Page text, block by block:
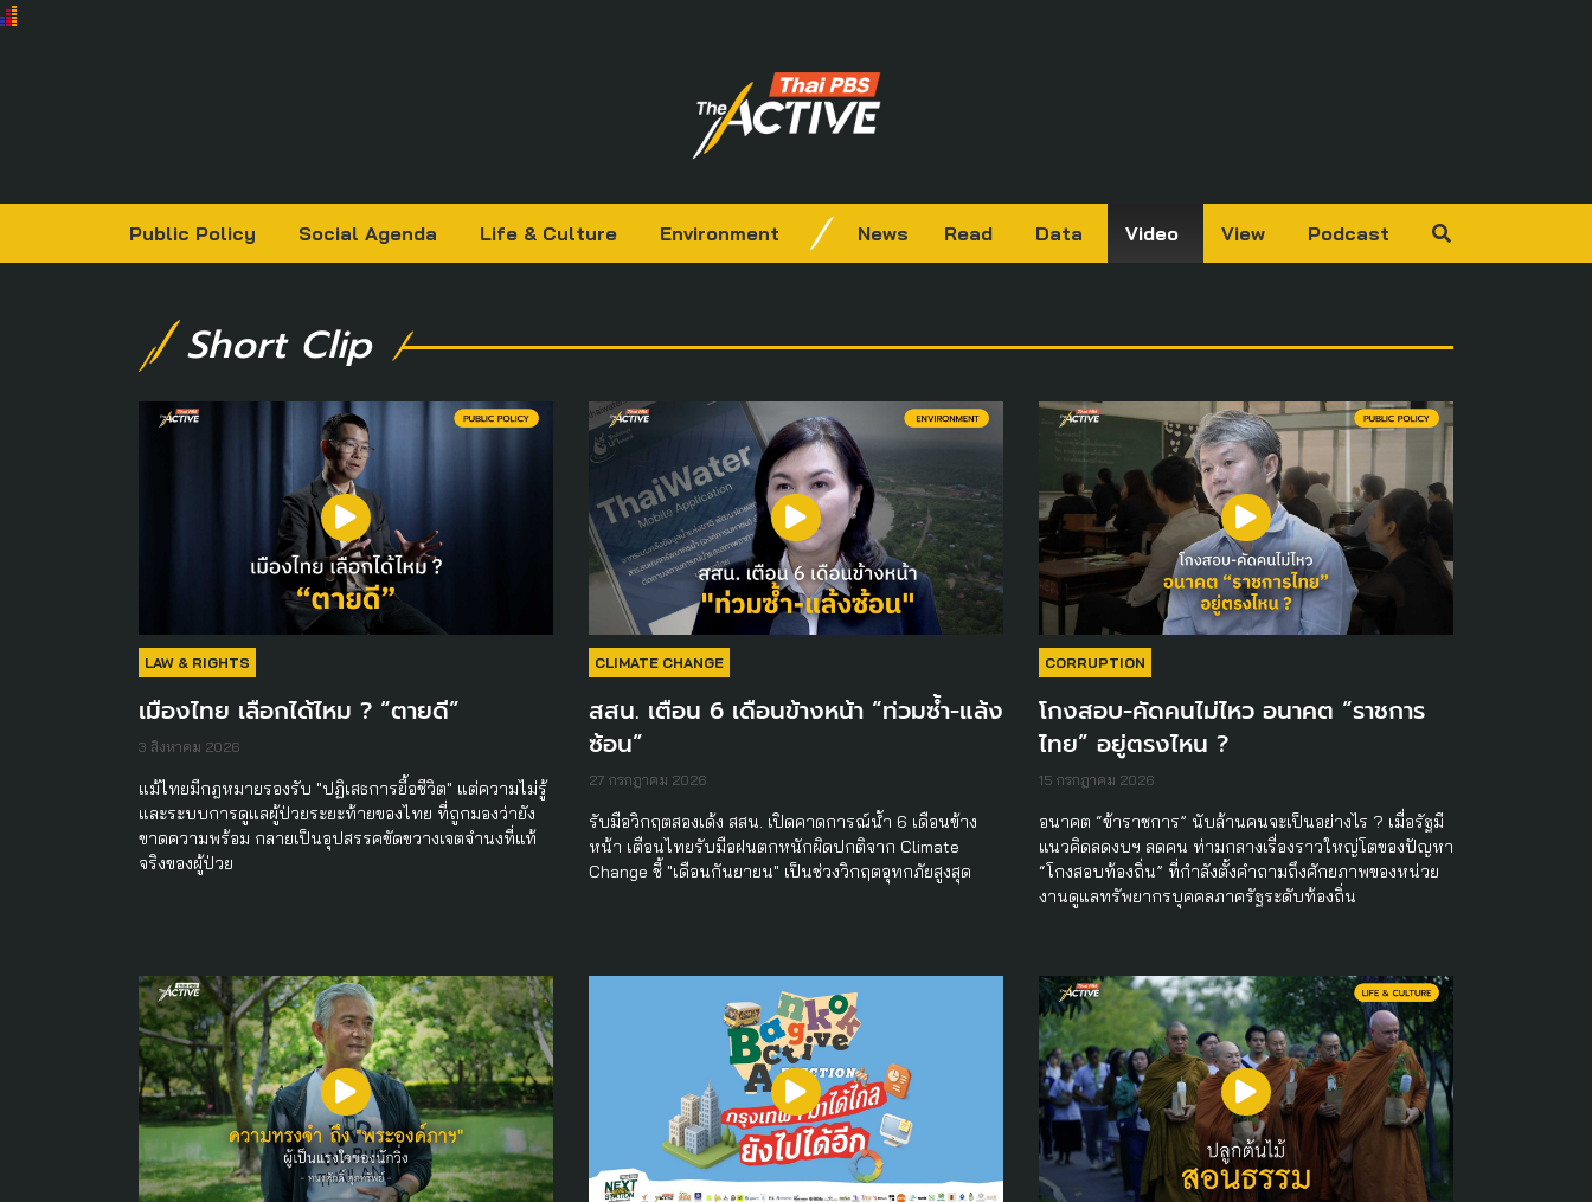
Public Policy Social Agenda Life & Culture Environment News Read Data Video View Podcast
Short Clip
LAW & RIGHTS
เมืองไทย เลือกได้ไหม ? “ตายดี”
3 สิงหาคม 2026
แม้ไทยมีกฎหมายรองรับ "ปฏิเสธการยื้อชีวิต" แต่ความไม่รู้
และระบบการดูแลผู้ป่วยระยะท้ายของไทย ที่ถูกมองว่ายัง
ขาดความพร้อม กลายเป็นอุปสรรคขัดขวางเจตจำนงที่แท้
จริงของผู้ป่วย
CLIMATE CHANGE
สสน. เตือน 6 เดือนข้างหน้า “ท่วมซ้ำ-แล้ง
ซ้อน”
27 กรกฎาคม 2026
รับมือวิกฤตสองเด้ง สสน. เปิดคาดการณ์น้ำ 6 เดือนข้าง
หน้า เตือนไทยรับมือฝนตกหนักผิดปกติจาก Climate
Change ชี้ "เดือนกันยายน" เป็นช่วงวิกฤตอุทกภัยสูงสุด
CORRUPTION
โกงสอบ-คัดคนไม่ไหว อนาคต “ราชการ
ไทย” อยู่ตรงไหน ?
15 กรกฎาคม 2026
อนาคต “ข้าราชการ” นับล้านคนจะเป็นอย่างไร ? เมื่อรัฐมี
แนวคิดลดงบฯ ลดคน ท่ามกลางเรื่องราวใหญ่โตของปัญหา
“โกงสอบท้องถิ่น” ที่กำลังตั้งคำถามถึงศักยภาพของหน่วย
งานดูแลทรัพยากรบุคคลภาครัฐระดับท้องถิ่น